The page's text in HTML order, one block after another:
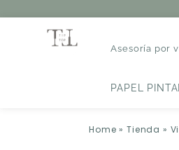
Asesoría por
PAPEL
Home »Tienda »